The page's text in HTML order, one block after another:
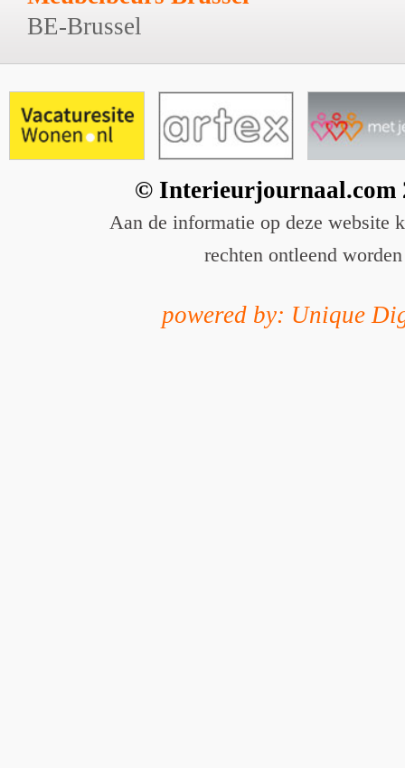
BE-Brussel
© Interieurjournaal.com
Aan de informatie op deze website
rechten ontleend worden
powered by: Unique